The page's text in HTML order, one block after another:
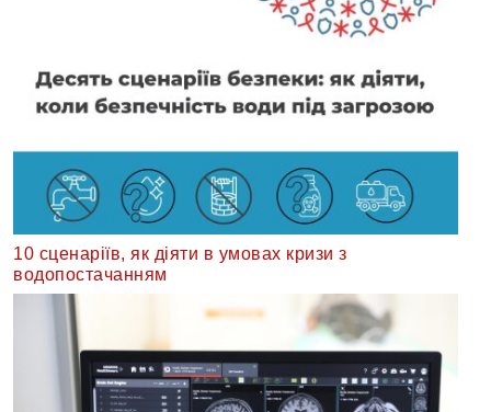
10 сценаріїв, як діяти в умовах кризи з
водопостачанням